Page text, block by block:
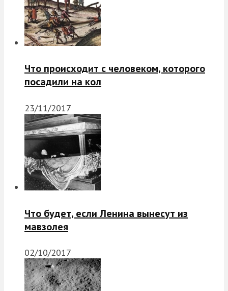
Что происходит с человеком, которого
посадили на кол
23/11/2017
Что будет, если Ленина вынесут из
мавзолея
02/10/2017